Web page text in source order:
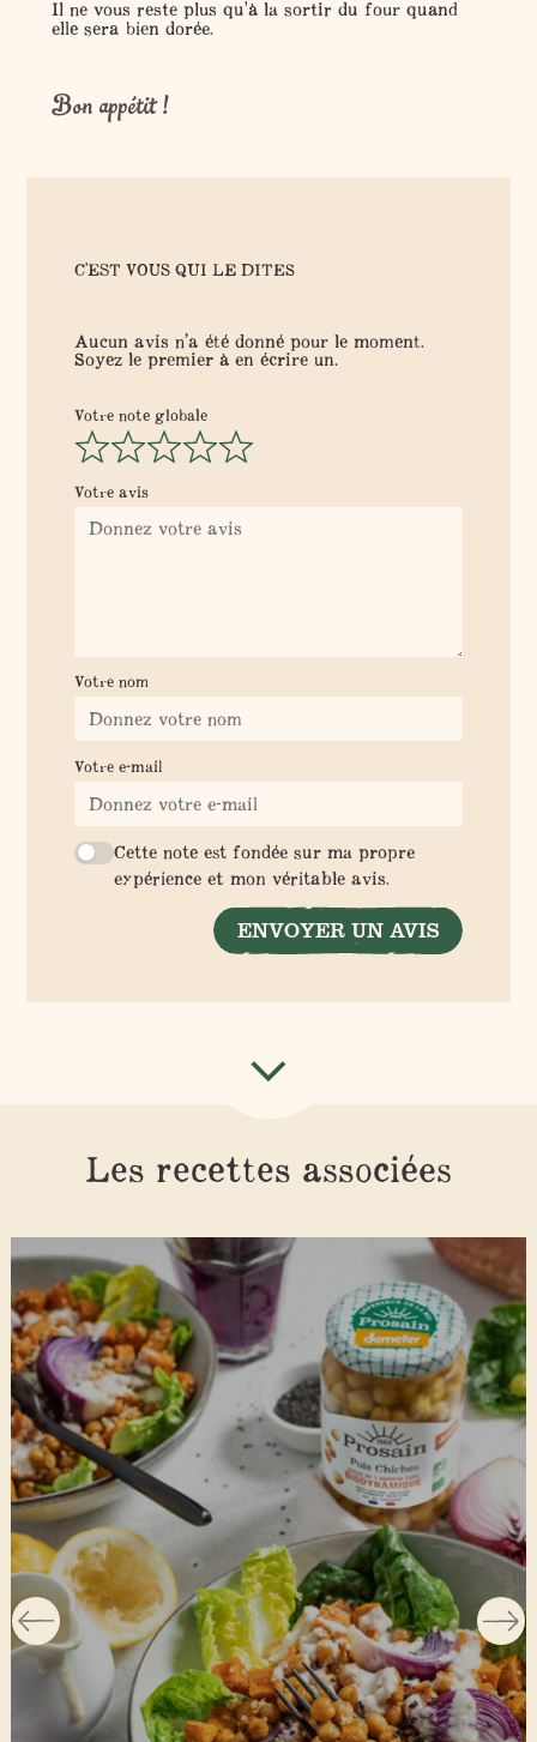
Il ne vous reste plus qu'à la sortir du four quand
elle sera bien dorée.
Bon appétit !
C'EST VOUS QUI LE DITES
Aucun avis n’a été donné pour le moment.
Soyez le premier à en écrire un.
Votre note globale
Votre avis
Votre nom
Votre e-mail
Cette note est fondée sur ma propre
expérience et mon véritable avis.
ENVOYER UN AVIS
Les recettes associées